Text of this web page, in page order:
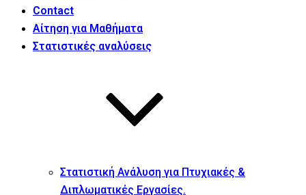
Contact
Αίτηση για Μαθήματα
Στατιστικές αναλύσεις
Στατιστική Ανάλυση για Πτυχιακές &
Διπλωματικές Εργασίες.